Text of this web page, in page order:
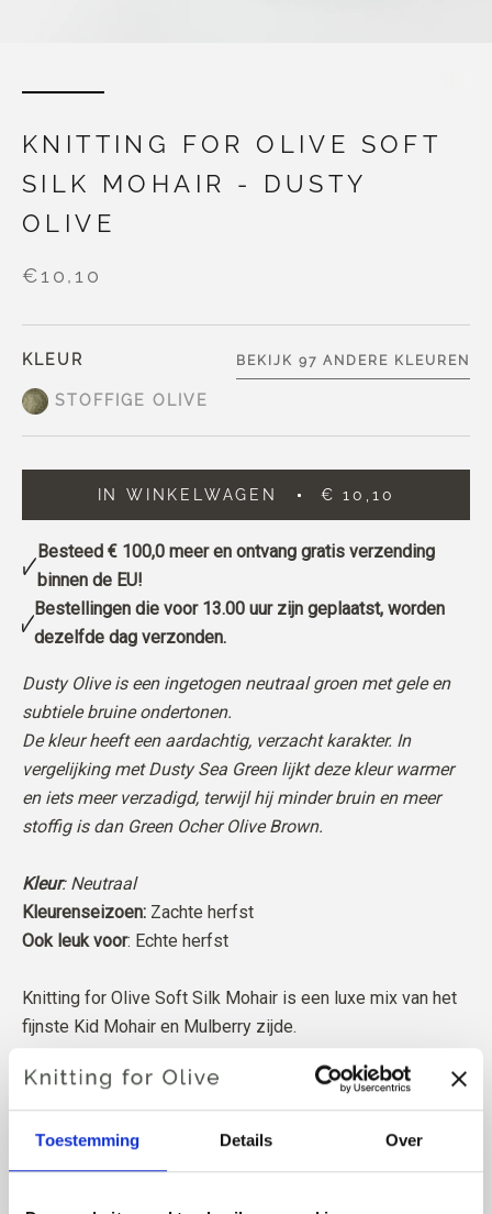
Toestemming Details Over
KNITTING FOR OLIVE SOFT
SILK MOHAIR - DUSTY
OLIVE
€10,10
KLEUR
STOFFIGE OLIVE
BEKIJK 97 ANDERE KLEUREN
IN WINKELWAGEN € 10,10
Besteed € 100,0meer en ontvang gratis verzending
binnen de EU!
Bestellingen die voor 13.00 uur zijn geplaatst, worden
dezelfde dag verzonden.
Dusty Olive is een ingetogen neutraal groen met gele en
subtiele bruine ondertonen.
De kleur heeft een aardachtig, verzacht karakter. In
vergelijking met Dusty Sea Green lijkt deze kleur warmer
en iets meer verzadigd, terwijl hij minder bruin en meer
stoffig is dan Green Ocher Olive Brown.
Kleur: Neutraal
Kleurenseizoen: Zachte herfst
Ook leuk voor: Echte herfst
Knitting for Olive Soft Silk Mohair is een luxe mix van het
fijnste Kid Mohair en Mulberry zijde.
Onze Mohair komt van angorageiten die in Zuid-Afrika worden
gefokt, en het garen wordt ook lokaal geproduceerd. Onze
garens zijn traceerbaar tot de individuele boerderijen, wat
betekent dat we precies weten van welke boerderijen, boeren